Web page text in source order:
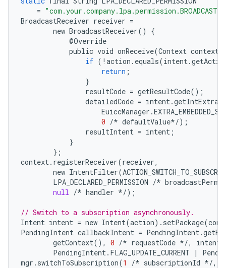
= "com.your.company.lpa.permission.BROADCAST"
BroadcastReceiver receiver =
new BroadcastReceiver()
{
@Override
public void onReceive(Context context
if ( ! action . equals(intent.
return ;
}
resultCode = getResultCode();
detailedCode = intent.getIntExtra
EuiccManager .
0 /* defaultValue*/);
resultIntent = intent ;
}
};
context. registerReceiver(receiver,
new IntentFilter(
LPA_DECLARED_PERMISSION /*
null /* handler */);
// Switch to a subscription asynchronously.
Intent intent = new Intent(action). setPackage(
PendingIntent callbackIntent = PendingIntent.
getContext(), 0 /* requestCode */, intent
PendingIntent. FLAG_UPDATE_CURRENT |
mgr . switchToSubscription(1 /* subscriptionId */,